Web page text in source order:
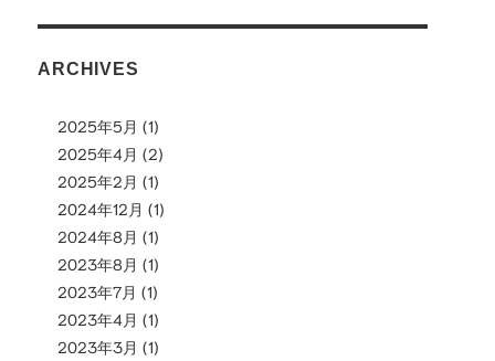
ARCHIVES
2025年5月 (1)
2025年4月 (2)
2025年2月 (1)
2024年12月 (1)
2024年8月 (1)
2023年8月 (1)
2023年7月 (1)
2023年4月 (1)
2023年3月 (1)